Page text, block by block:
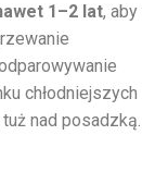
1–2 lat, aby
chłodniejszych
nad posadzką.